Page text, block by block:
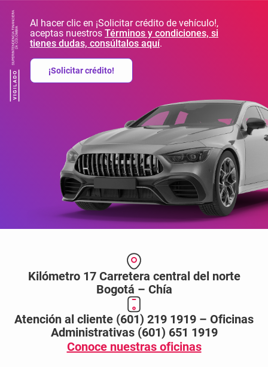
Al hacer clic en ¡Solicitar crédito de vehículo!,
aceptas nuestrosTérminos y condiciones, si
tienes dudas, consúltalos aquí.
¡Solicitar crédito!
Kilómetro 17 Carretera central del norte
Bogotá – Chía
Atención al cliente (601) 219 1919 – Oficinas
Administrativas (601) 651 1919
Conoce nuestras oficinas